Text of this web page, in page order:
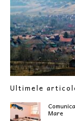
Ultimele
Mare